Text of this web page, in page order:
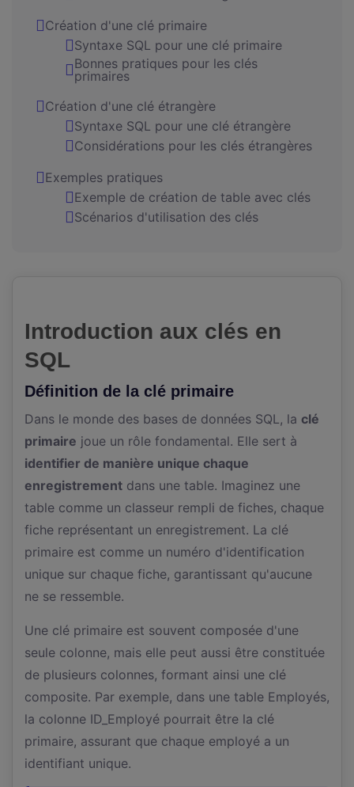
Création d'une clé primaire
Syntaxe SQL pour une clé primaire
Bonnes pratiques pour les clés
primaires
Création d'une clé étrangère
Syntaxe SQL pour une clé étrangère
Considérations pour les clés étrangères
Exemples pratiques
Exemple de création de table avec clés
Scénarios d'utilisation des clés
Introduction aux clés en
SQL
Définition de la clé primaire
Dans le monde des bases de données SQL, la clé
primaire joue un rôle fondamental. Elle sert à
identifier de manière unique chaque
enregistrement dans une table. Imaginez une
table comme un classeur rempli de fiches, chaque
fiche représentant un enregistrement. La clé
primaire est comme un numéro d'identification
unique sur chaque fiche, garantissant qu'aucune
ne se ressemble.
Une clé primaire est souvent composée d'une
seule colonne, mais elle peut aussi être constituée
de plusieurs colonnes, formant ainsi une clé
composite. Par exemple, dans une table Employés,
la colonne ID_Employé pourrait être la clé
primaire, assurant que chaque employé a un
identifiant unique.